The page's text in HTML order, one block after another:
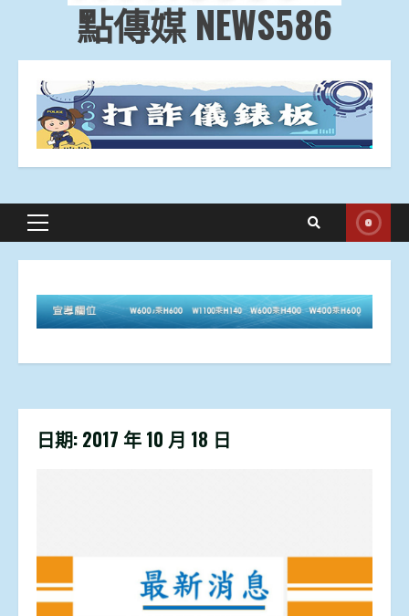
點傳媒 NEWS586
Primary
日期: 2017 年 10 月 18 日